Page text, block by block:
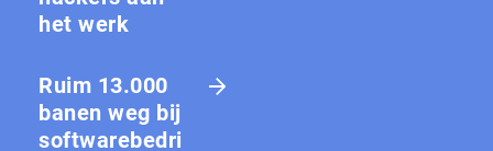
het werk
Ruim 13.000
banen weg bij
softwarebedri